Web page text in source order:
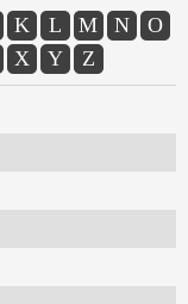
K L M N
O
X Y Z